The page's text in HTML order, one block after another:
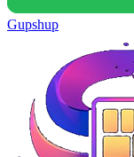
Gupshup